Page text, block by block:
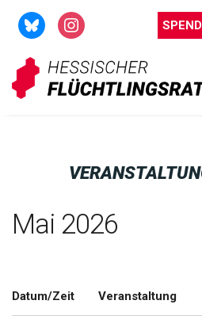
Zum
Inhalt
springen
Mai 2026
Datum/Zeit Veranstaltung